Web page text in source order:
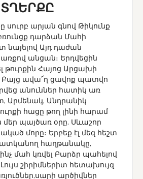
սուրբ արյան գնով Թիկունք
դարձան Մահի
նայելով Այդ դաժան
անցան։ Երդվեցին
թուրքին Հայոց Արցախի
Բայց ավա՜ղ ցավոք պատվո
անուններ հատիկ առ
Արմենակ, Անդրանիկ
հացը թող լինի հարամ
մեր պայծառ օրը, Սևաշոր
մորը։ Երբեք էլ մեզ հեշտ
հաղթանակը,
մահ կռվել Բարձր պահելով
շիրիմներիտ հետախույզ
արծիվներ